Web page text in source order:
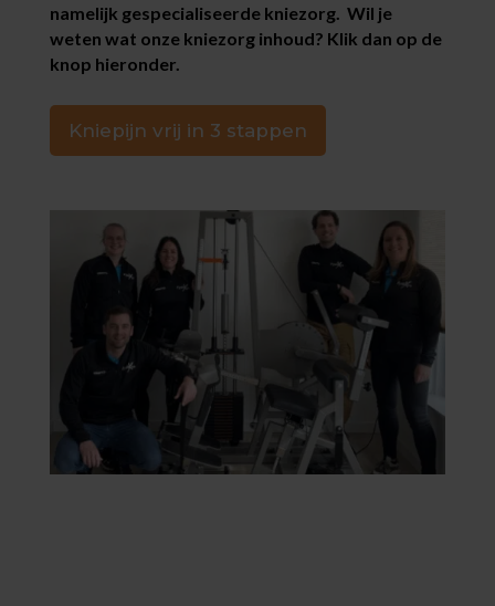
namelijk gespecialiseerde kniezorg. Wil je
weten wat onze kniezorg inhoud? Klik dan op de
knop hieronder.
Kniepijn vrij in 3 stappen